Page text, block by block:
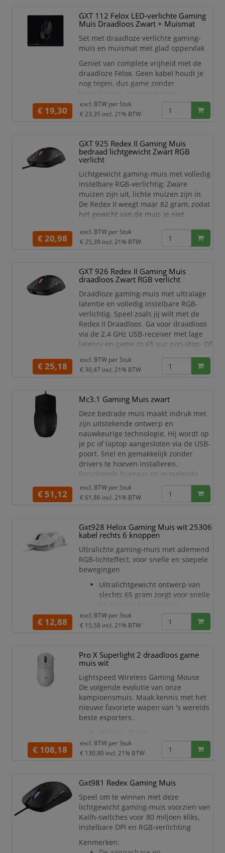
Dankzij het ergonomische ontwerp en
de comfortabele duimsteun kunt u
urenlang comfortabel gamen. De
verticale indeling brengt uw
GXT 112 Felox LED-verlichte Gaming
Muis Draadloos Zwart + Muismat
Set met draadloze verlichte gaming-
muis en muismat met glad oppervlak
Geniet van complete vrijheid met de
draadloze Felox. Geen kabel houdt je
nog tegen, dus game zonder
RTS? Shooter? RPG? Sport? Welke
type game het ook wordt, de
de muis zorgt dat je altijd de
passende snelheid en
nauwkeurigheid hebt.
Is er iets erger dan een lege
batterij precies voordat je naar
het volgende
€ 19,30
excl. BTW per Stuk
€ 23,35 incl. 21% BTW
GXT 925 Redex II Gaming Muis
bedraad lichtgewicht Zwart RGB
verlicht
Lichtgewicht gaming-muis met volledig
instelbare RGB-verlichtig: Zware
muizen zijn uit, lichte muizen zijn in.
De Redex II weegt maar 82 gram, zodat
het gewicht van de muis je niet
altijd klaar bent voor de volgende
strijd.
3 zones kun jij nog meer shinen. Deze
muis heeft verlichting aan de zijkanten,
het scrolwiel en het logo en je kunt uit
maar liefst 16,8 miljoen k
€ 20,98
excl. BTW per Stuk
€ 25,39 incl. 21% BTW
GXT 926 Redex II Gaming Muis
draadloos Zwart RGB verlicht
Draadloze gaming-muis met ultralage
latentie en volledig instelbare RGB-
verlichtig. Speel zoals jij wilt met de
Redex II Draadloos. Ga voor draadloos
via de 2.4 GHz USB-receiver met lage
latency en game zo 65 uur non-stop. Of
kabel van 1,6 meter lang.
muis heeft verlichting aan de zijkanten,
het scrolwiel en het logo en je kunt u
€ 25,18
excl. BTW per Stuk
€ 30,47 incl. 21% BTW
Mc3.1 Gaming Muis zwart
Deze bedrade muis maakt indruk met
zijn uitstekende ontwerp en
nauwkeurige technologie. Hij wordt op
je pc of laptop aangesloten via de USB-
poort. Snel en gemakkelijk zonder
drivers te hoeven installeren.
Functionele bureaus en wisselende
oppervlakken zijn een uitdaging voor
veel pc-muizen. De CHERRY MC 3.1 kan
dit aan, dankzij de krachtige Pixart-
een instelling tot 8.000 DPI mogelijk.
Onjuiste invoer of s
€ 51,12
excl. BTW per Stuk
€ 61,86 incl. 21% BTW
Gxt928 Helox Gaming Muis wit 25306
kabel rechts 6 knoppen
Ultralichte gaming-muis met ademend
RGB-lichteffect, voor snelle en soepele
bewegingen
Ultralichtgewicht ontwerp van
slechts 65 gram zorgt voor snelle
Honingraatontwerp geeft je
setup een uniek en cool tintje
de muis, zodat je in stijl kunt
spelen
Zes knoppen die je volledige
controle geven, inclusief links,
rechts, vooruit, achteruit, scrollen
en dpi-aan
€ 12,88
excl. BTW per Stuk
€ 15,58 incl. 21% BTW
Pro X Superlight 2 draadloos game
muis wit
Lightspeed Wireless Gaming Mouse
De volgende evolutie van onze
kampioensmuis. Maak kennis met het
nieuwe favoriete wapen van 's werelds
beste esporters.
Hoogte: 40 mm
Breedte: 63.5 mm
Lengte: 125 mm
Algemene specificaties Aantal
knoppen: 5
Resolutie: 32.000 DPI
Ingebouwd geheugen:
*Geavanceerde functies vereisen
Logitech G HUB-software, te
downloaden via
logitechg.com/ghub
€ 108,18
excl. BTW per Stuk
€ 130,90 incl. 21% BTW
Gxt981 Redex Gaming Muis
Speel om te winnen met deze
lichtgewicht gaming-muis voorzien van
Kailh-switches voor 80 miljoen kliks,
instelbare DPI en RGB-verlichting
Kenmerken: